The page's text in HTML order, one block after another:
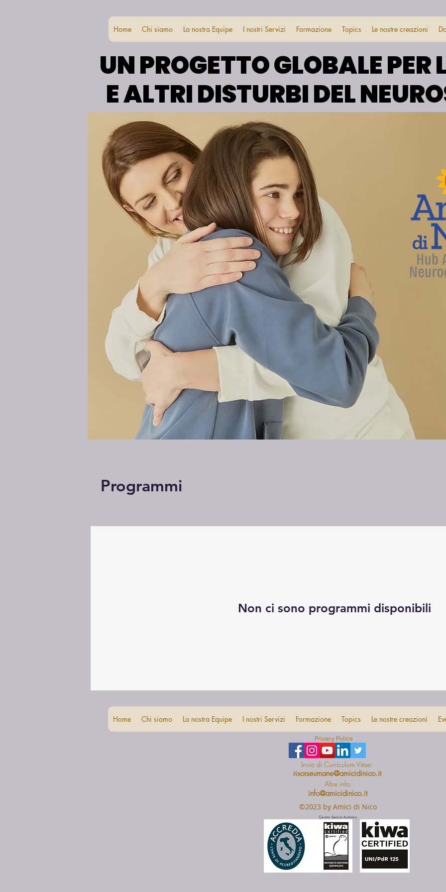
Home Chi siamo La nostra Equipe I nostri Servizi Formazione Topics Le nostre creazioni
UN PROGETTO GLOBALE
E ALTRI DISTURBI DEL
UN PROGETTO GLOBALE
E ALTRI DISTURBI DEL
Programmi
Non ci sono programmi disponibili
Home Chi siamo La nostra Equipe I nostri Servizi Formazione Topics Le nostre creazioni
Privacy Police
info@amicidinico.it
risorseumane@amicidinico.it
Invio di Curriculum Vitae:
Altre info:
©2023 by Amici di Nico
Centro Servizi Autismo